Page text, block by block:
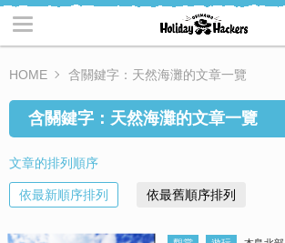
HOME 含關鍵字：天然海灘的文章一覽
含關鍵字：天然海灘的文章一覽
文章的排列順序
依最新順序排列 依最舊順序排列